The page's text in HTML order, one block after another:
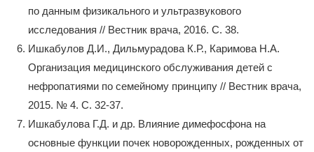
по данным физикального и ультразвукового
исследования // Вестник врача, 2016. С. 38.
Ишкабулов Д.И., Дильмурадова К.Р., Каримова Н.А.
Организация медицинского обслуживания детей с
нефропатиями по семейному принципу // Вестник врача,
2015. № 4. С. 32-37.
Ишкабулова Г.Д. и др. Влияние димефосфона на
основные функции почек новорожденных, рожденных от